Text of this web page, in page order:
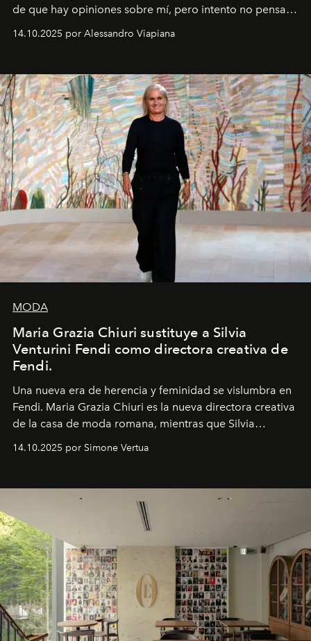
de que hay opiniones sobre mí, pero intento no pensar
demasiado en cómo me perciben. Creo que es una
pérdida de tiempo", afirma.
14.10.2025 por Alessandro Viapiana
MODA
Maria Grazia Chiuri sustituye a Silvia
Venturini Fendi como directora creativa de
Fendi.
Una nueva era de herencia y feminidad se vislumbra en
Fendi. Maria Grazia Chiuri es la nueva directora creativa
de la casa de moda romana, mientras que Silvia
14.10.2025 por Simone Vertua